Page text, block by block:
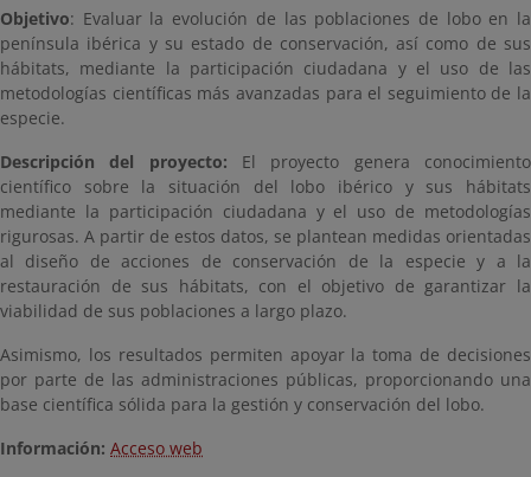
Objetivo: Evaluar la evolución de las poblaciones de lobo en la
península ibérica y su estado de conservación, así como de sus
hábitats, mediante la participación ciudadana y el uso de las
metodologías científicas más avanzadas para el seguimiento de la
especie.
Descripción del proyecto: El proyecto genera conocimiento
científico sobre la situación del lobo ibérico y sus hábitats
mediante la participación ciudadana y el uso de metodologías
rigurosas. A partir de estos datos, se plantean medidas orientadas
al diseño de acciones de conservación de la especie y a la
restauración de sus hábitats, con el objetivo de garantizar la
viabilidad de sus poblaciones a largo plazo.
Asimismo, los resultados permiten apoyar la toma de decisiones
por parte de las administraciones públicas, proporcionando una
base científica sólida para la gestión y conservación del lobo.
Información: Acceso web